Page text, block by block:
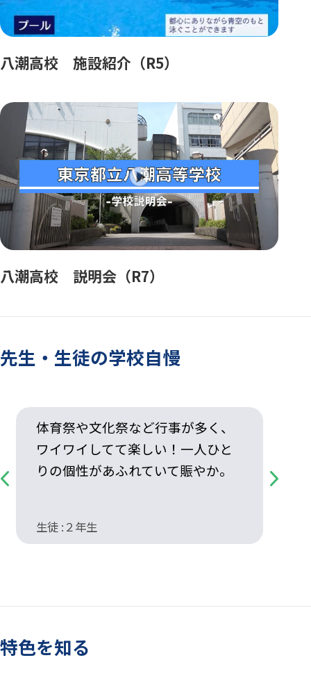
八潮高校 施設紹介（R5）
八潮高校 説明会（R7）
先生・生徒の学校自慢
Previous
体育祭や文化祭など行事が多く、
ワイワイしてて楽しい！一人ひと
りの個性があふれていて賑やか。
生徒 :２年生
Next
特色を知る